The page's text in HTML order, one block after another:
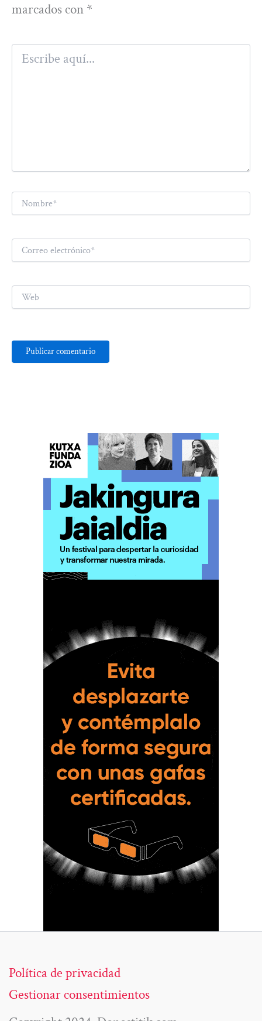
marcados con *
Escribe
aquí...
Correo
electrónico*
Web
Política de privacidad
Gestionar consentimientos